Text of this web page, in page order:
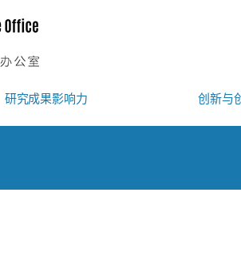
研究成果影响力 创新与